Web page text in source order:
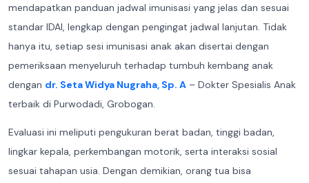
mendapatkan panduan jadwal imunisasi yang jelas dan sesuai
standar IDAI, lengkap dengan pengingat jadwal lanjutan. Tidak
hanya itu, setiap sesi imunisasi anak akan disertai dengan
pemeriksaan menyeluruh terhadap tumbuh kembang anak
dengan dr. Seta Widya Nugraha, Sp. A – Dokter Spesialis Anak
terbaik di Purwodadi, Grobogan.
Evaluasi ini meliputi pengukuran berat badan, tinggi badan,
lingkar kepala, perkembangan motorik, serta interaksi sosial
sesuai tahapan usia. Dengan demikian, orang tua bisa